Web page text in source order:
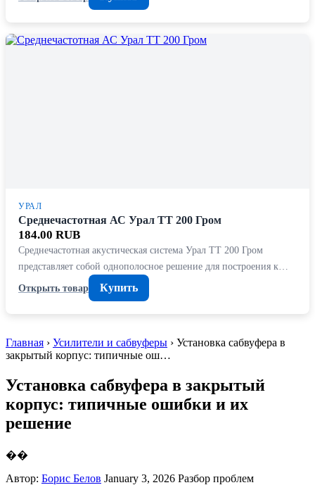
УРАЛ
Среднечастотная АС Урал ТТ 200 Гром
184.00 RUB
Среднечастотная акустическая система Урал ТТ 200 Гром
представляет собой однополосное решение для построения к…
Открыть товар
Купить
Главная › Усилители и сабвуферы › Установка сабвуфера в
закрытый корпус: типичные ош…
Установка сабвуфера в закрытый
корпус: типичные ошибки и их
решение
��
Автор: Борис Белов January 3, 2026 Разбор проблем